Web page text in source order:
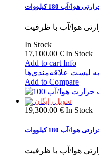
هوا/آب 180 کیلووات
In Stock
17,100.00 € In Stock
Add to cart Info
لیست علاقه‌مندی‌ها
Add to Compare
تحویل رایگان
19,300.00 € In Stock
هوا/آب 180 کیلووات